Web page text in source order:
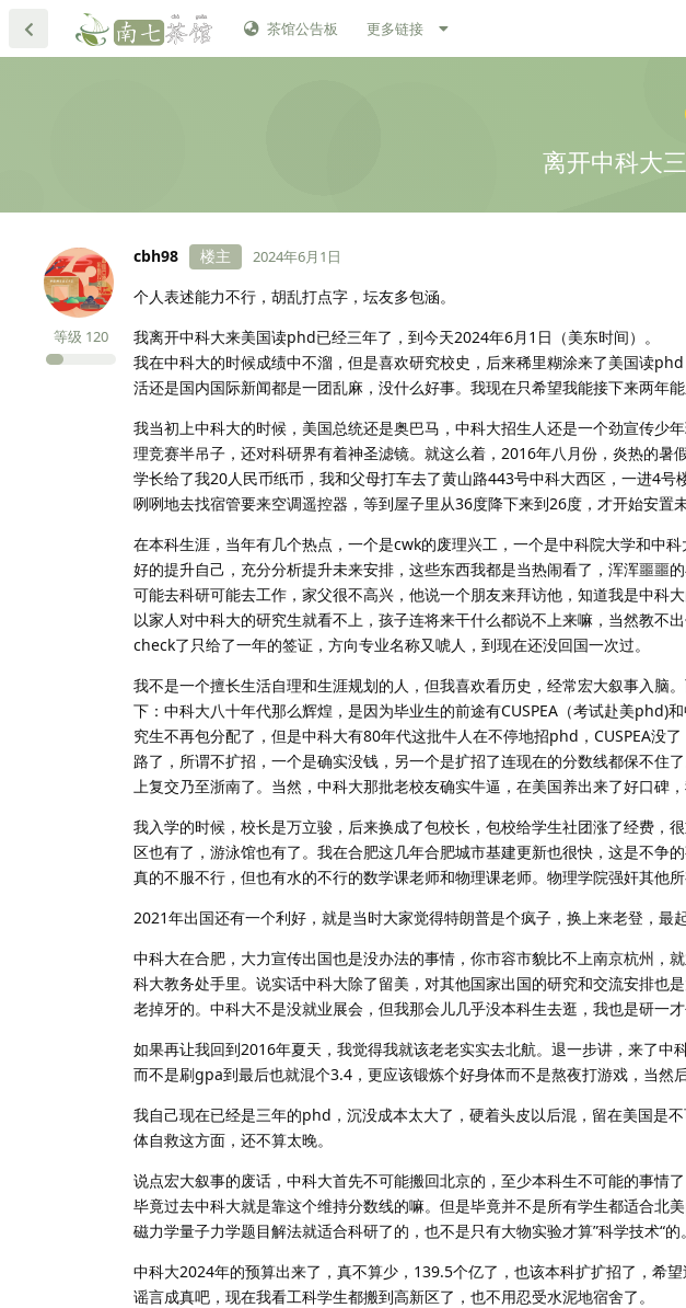
茶馆公告板 更多链接
离开中科大
cbh98 楼主
等级 120
2024年6月1日
个人表述能力不行，胡乱打点字，坛友多包涵。
我离开中科大来美国读phd已经三年了，到今天2024年6月1日（美东时间）。
我在中科大的时候成绩中不溜，但是喜欢研究校史，后来稀里糊涂来了美国读
活还是国内国际新闻都是一团乱麻，没什么好事。我现在只希望我能接下来两年
我当初上中科大的时候，美国总统还是奥巴马，中科大招生人还是一个劲宣传少
理竞赛半吊子，还对科研界有着神圣滤镜。就这么着，2016年八月份，炎热的
学长给了我20人民币纸币，我和父母打车去了黄山路443号中科大西区，一进4
咧咧地去找宿管要来空调遥控器，等到屋子里从36度降下来到26度，才开始安置
在本科生涯，当年有几个热点，一个是cwk的废理兴工，一个是中科院大学和中
好的提升自己，充分分析提升未来安排，这些东西我都是当热闹看了，浑浑噩噩
可能去科研可能去工作，家父很不高兴，他说一个朋友来拜访他，知道我是中科
以家人对中科大的研究生就看不上，孩子连将来干什么都说不上来嘛，当然教
check了只给了一年的签证，方向专业名称又唬人，到现在还没回国一次过。
我不是一个擅长生活自理和生涯规划的人，但我喜欢看历史，经常宏大叙事入脑
下：中科大八十年代那么辉煌，是因为毕业生的前途有CUSPEA（考试赴美phd)
究生不再包分配了，但是中科大有80年代这批牛人在不停地招phd，CUSPEA没
路了，所谓不扩招，一个是确实没钱，另一个是扩招了连现在的分数线都保不住
上复交乃至浙南了。当然，中科大那批老校友确实牛逼，在美国养出来了好口碑
我入学的时候，校长是万立骏，后来换成了包校长，包校给学生社团涨了经费，
区也有了，游泳馆也有了。我在合肥这几年合肥城市基建更新也很快，这是不争
真的不服不行，但也有水的不行的数学课老师和物理课老师。物理学院强奸其他
2021年出国还有一个利好，就是当时大家觉得特朗普是个疯子，换上来老登，最
中科大在合肥，大力宣传出国也是没办法的事情，你市容市貌比不上南京杭州，
科大教务处手里。说实话中科大除了留美，对其他国家出国的研究和交流安排也
老掉牙的。中科大不是没就业展会，但我那会儿几乎没本科生去逛，我也是研一才
如果再让我回到2016年夏天，我觉得我就该老老实实去北航。退一步讲，来了中
而不是刷gpa到最后也就混个3.4，更应该锻炼个好身体而不是熬夜打游戏，当然
我自己现在已经是三年的phd，沉没成本太大了，硬着头皮以后混，留在美国是
体自救这方面，还不算太晚。
说点宏大叙事的废话，中科大首先不可能搬回北京的，至少本科生不可能的事情
毕竟过去中科大就是靠这个维持分数线的嘛。但是毕竟并不是所有学生都适合
磁力学量子力学题目解法就适合科研了的，也不是只有大物实验才算”科学技术“的。
中科大2024年的预算出来了，真不算少，139.5个亿了，也该本科扩扩招了，希
谣言成真吧，现在我看工科学生都搬到高新区了，也不用忍受水泥地宿舍了。